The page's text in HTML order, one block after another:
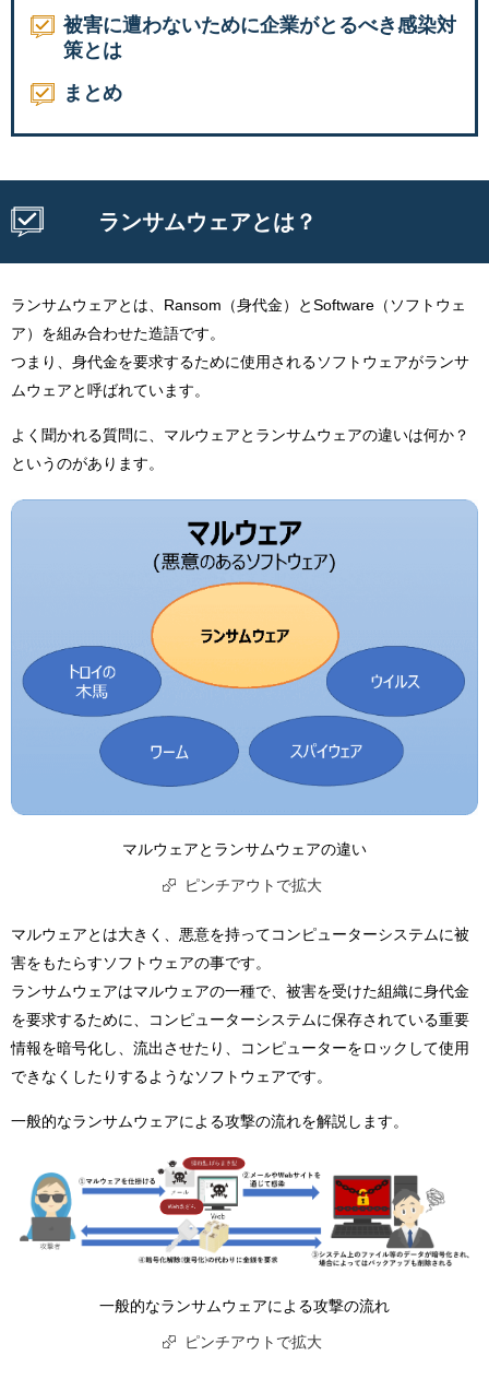
被害に遭わないために企業がとるべき感染対
策とは
まとめ
ランサムウェアとは？
ランサムウェアとは、Ransom（身代金）とSoftware（ソフトウェ
ア）を組み合わせた造語です。
つまり、身代金を要求するために使用されるソフトウェアがランサ
ムウェアと呼ばれています。
よく聞かれる質問に、マルウェアとランサムウェアの違いは何か？
というのがあります。
マルウェアとランサムウェアの違い
ピンチアウトで拡大
マルウェアとは大きく、悪意を持ってコンピューターシステムに被
害をもたらすソフトウェアの事です。
ランサムウェアはマルウェアの一種で、被害を受けた組織に身代金
を要求するために、コンピューターシステムに保存されている重要
情報を暗号化し、流出させたり、コンピューターをロックして使用
できなくしたりするようなソフトウェアです。
一般的なランサムウェアによる攻撃の流れを解説します。
一般的なランサムウェアによる攻撃の流れ
ピンチアウトで拡大